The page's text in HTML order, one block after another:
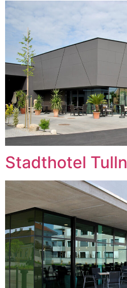
Stadthotel Tulln